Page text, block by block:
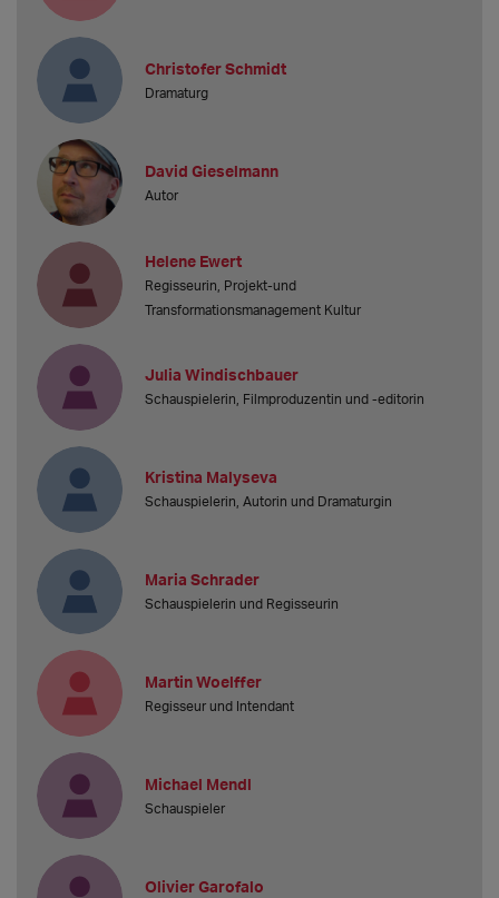
Christofer Schmidt
Dramaturg
David Gieselmann
Autor
Helene Ewert
Regisseurin, Projekt-und
Transformationsmanagement Kultur
Julia Windischbauer
Schauspielerin, Filmproduzentin und -editorin
Kristina Malyseva
Schauspielerin, Autorin und Dramaturgin
Maria Schrader
Schauspielerin und Regisseurin
Martin Woelffer
Regisseur und Intendant
Michael Mendl
Schauspieler
Olivier Garofalo